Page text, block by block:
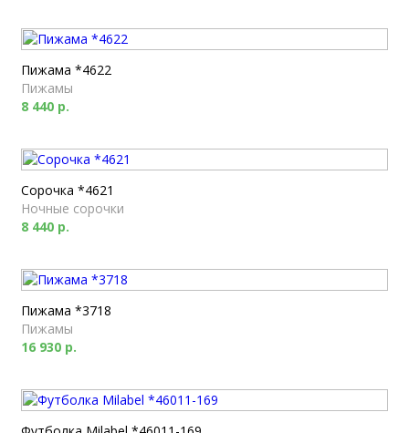
Пижама *4622
Пижамы
8 440 р.
Сорочка *4621
Ночные сорочки
8 440 р.
Пижама *3718
Пижамы
16 930 р.